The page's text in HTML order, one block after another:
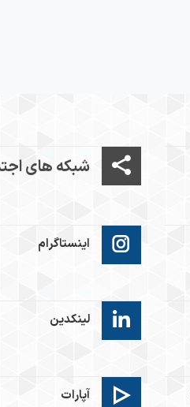
شبکه های
اینستاگرام
لینکدین
آپارات